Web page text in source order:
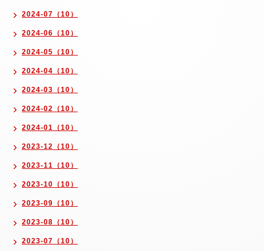
2024-07（10）
2024-06（10）
2024-05（10）
2024-04（10）
2024-03（10）
2024-02（10）
2024-01（10）
2023-12（10）
2023-11（10）
2023-10（10）
2023-09（10）
2023-08（10）
2023-07（10）